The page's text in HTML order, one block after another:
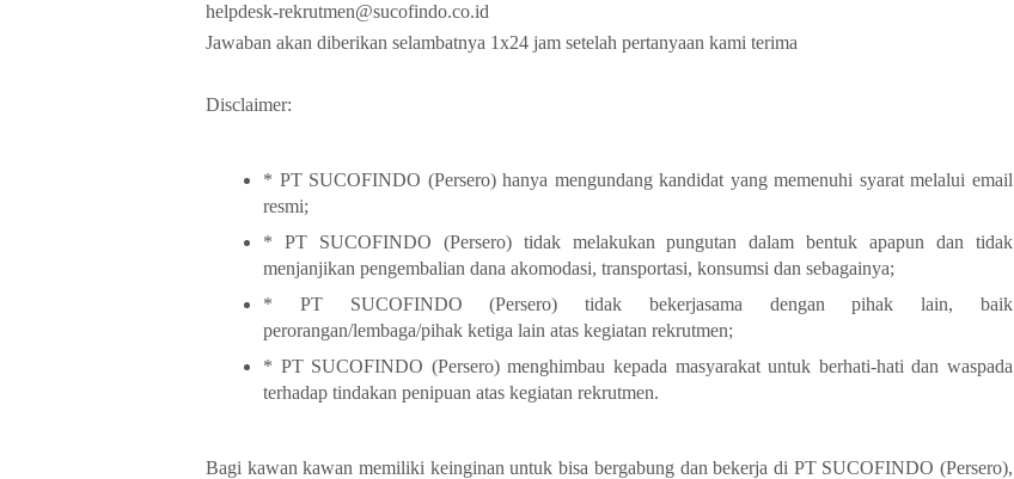
helpdesk-rekrutmen@sucofindo.co.id
Jawaban akan diberikan selambatnya 1x24 jam setelah pertanyaan kami terima
Disclaimer:
* PT SUCOFINDO (Persero) hanya mengundang kandidat yang memenuhi syarat melalui email
resmi;
* PT SUCOFINDO (Persero) tidak melakukan pungutan dalam bentuk apapun dan tidak
menjanjikan pengembalian dana akomodasi, transportasi, konsumsi dan sebagainya;
* PT SUCOFINDO (Persero) tidak bekerjasama dengan pihak lain, baik
perorangan/lembaga/pihak ketiga lain atas kegiatan rekrutmen;
* PT SUCOFINDO (Persero) menghimbau kepada masyarakat untuk berhati-hati dan waspada
terhadap tindakan penipuan atas kegiatan rekrutmen.
Bagi kawan kawan memiliki keinginan untuk bisa bergabung dan bekerja di PT SUCOFINDO (Persero),